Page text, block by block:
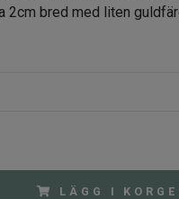
2cm bred med liten
LÄGG I